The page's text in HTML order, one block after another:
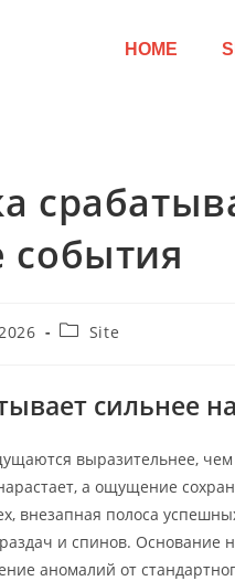
HOME
события
Site
сильнее
выразительнее,
а ощущение
внезапная полоса
и спинов. Основание
аномалий от